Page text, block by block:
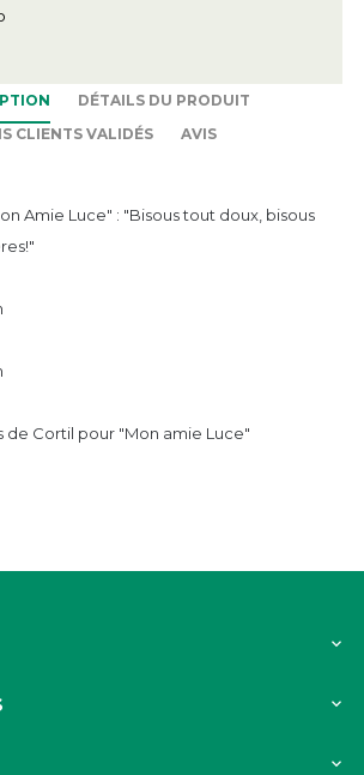
DÉTAILS DU PRODUIT
CLIENTS VALIDÉS
AVIS
Amie Luce" : "Bisous tout doux, bisous
de Cortil pour "Mon amie Luce"


